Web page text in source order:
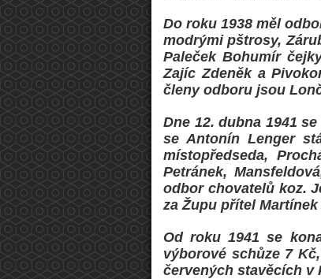
Do roku 1938 měl
modrými pštrosy,
Paleček Bohumír
Zajíc Zdeněk a
členy odboru jsou
Dne 12. dubna 1941
se Antonín Lenger
místopředseda,
Petránek,
odbor chovatelů koz.
za Župu přítel Martínek
Od roku 1941 se
výborové schůze 7
červených stavěcích v